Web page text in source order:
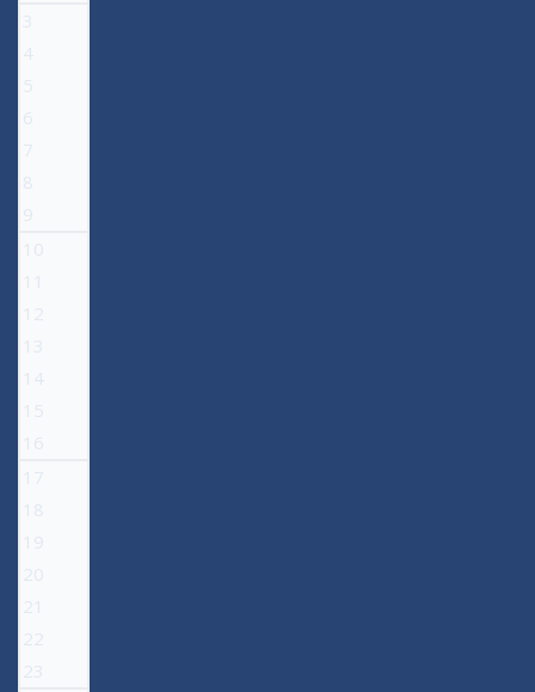
3
4
5
6
7
8
9
10
11
12
13
14
15
16
17
18
19
20
21
22
23